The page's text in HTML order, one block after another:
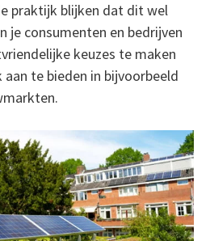
praktijk blijken dat dit wel
je consumenten en bedrijven
keuzes te maken
te bieden in bijvoorbeeld